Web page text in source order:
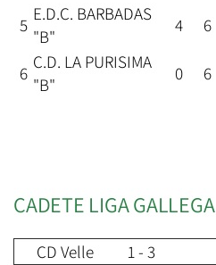
5
E.D.C. BARBADAS
"B"
4 6
6
C.D. LA PURISIMA
"B"
0 6
CADETE LIGA GALLEGA
CD Velle 1 - 3